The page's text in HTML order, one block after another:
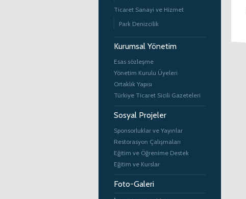
Ticaret Sanayi ve Hizmet
Park Denizcilik
Kurumsal Yönetim
Esas sözleşme
Yönetim Kurulu Üyeleri
Ortaklık Yapısı
Türkiye Ticaret Sicili Gazeteleri
Sosyal Projeler
Sponsorluklar ve Yayınlar
Restorasyon Çalışmaları
Eğitim ve Öğrenime Destek
Eğitim ve Kurslar
Foto-Galeri